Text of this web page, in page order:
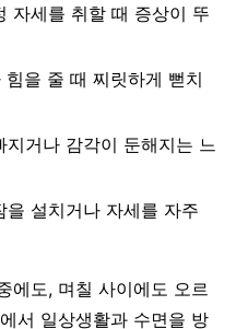
자세를 취할 때 증상이 뚜
힘을 줄 때 찌릿하게 뻗치
거나 감각이 둔해지는 느
을 설치거나 자세를 자주
에도, 며칠 사이에도 오르
서 일상생활과 수면을 방